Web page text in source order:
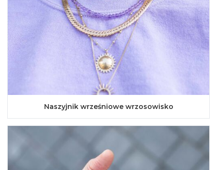
Naszyjnik wrześniowe wrzosowisko